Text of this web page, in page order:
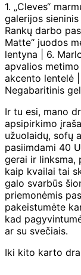
1. „Cleves“
galerijos
Rankų darbo
Matte“ juodos
lentyna | 6.
apvalios metimo
akcento lentelė
Negabaritinis
Ir tu esi, mano
apsipirkimo
užuolaidų, sofų
pasiimdami 40
gerai ir linksma,
kaip kvailai tai
galo svarbūs
priemonėmis
pakeistumėte
kad
ar su svečiais.
Iki kito karto